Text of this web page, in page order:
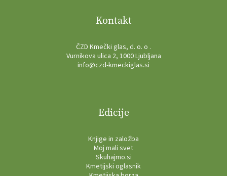
Kontakt
ČZD Kmečki glas, d. o. o .
Vurnikova ulica 2, 1000 Ljubljana
info@czd-kmeckiglas.si
Edicije
Knjige in založba
Moj mali svet
Skuhajmo.si
Kmetijski oglasnik